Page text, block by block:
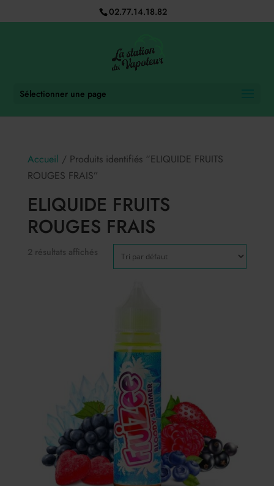
02.77.14.18.82
Sélectionner une page
Accueil / Produits identifiés “ELIQUIDE FRUITS
ROUGES FRAIS”
ELIQUIDE FRUITS
ROUGES FRAIS
2 résultats affichés